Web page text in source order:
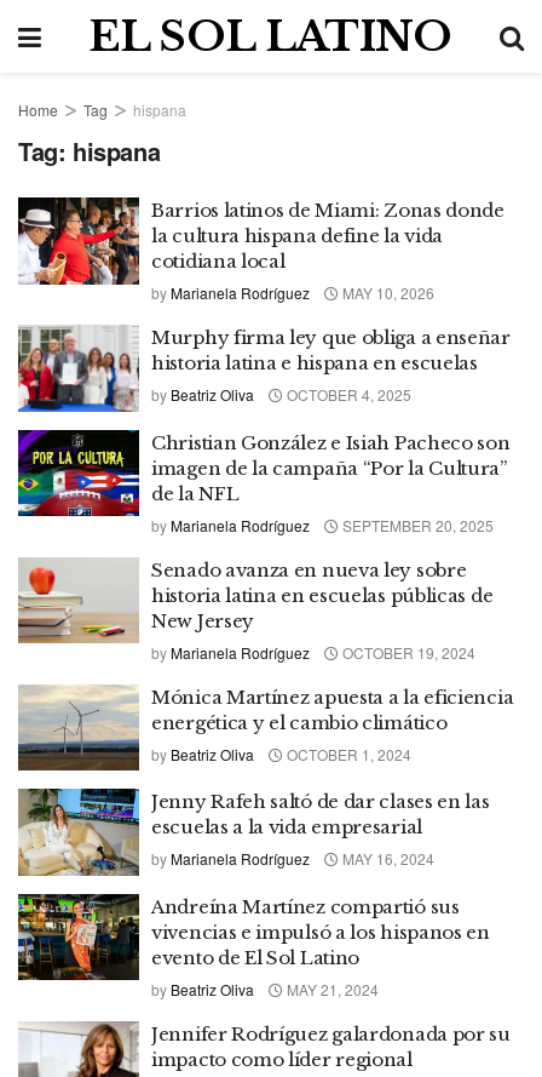
EL SOL LATINO
Home Tag hispana
Tag: hispana
Barrios latinos de Miami: Zonas donde
la cultura hispana define la vida
cotidiana local
byMarianela Rodríguez MAY 10, 2026
Murphy firma ley que obliga a enseñar
historia latina e hispana en escuelas
by Beatriz Oliva OCTOBER 4, 2025
Christian González e Isiah Pacheco son
imagen de la campaña “Por la Cultura”
de la NFL
byMarianela Rodríguez SEPTEMBER 20, 2025
Senado avanza en nueva ley sobre
historia latina en escuelas públicas de
New Jersey
byMarianela Rodríguez OCTOBER 19, 2024
Mónica Martínez apuesta a la eficiencia
energética y el cambio climático
by Beatriz Oliva OCTOBER 1, 2024
Jenny Rafeh saltó de dar clases en las
escuelas a la vida empresarial
byMarianela Rodríguez MAY 16, 2024
Andreína Martínez compartió sus
vivencias e impulsó a los hispanos en
evento de El Sol Latino
by Beatriz Oliva MAY 21, 2024
Jennifer Rodríguez galardonada por su
impacto como líder regional